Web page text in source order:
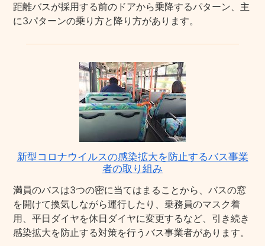
距離バスが採用する前のドアから乗降するパターン、主
に3パターンの乗り方と降り方があります。
新型コロナウイルスの感染拡大を防止するバス事業
者の取り組み
満員のバスは3つの密に当てはまることから、バスの窓
を開けて換気しながら運行したり、乗務員のマスク着
用、平日ダイヤを休日ダイヤに変更するなど、引き続き
感染拡大を防止する対策を行うバス事業者があります。